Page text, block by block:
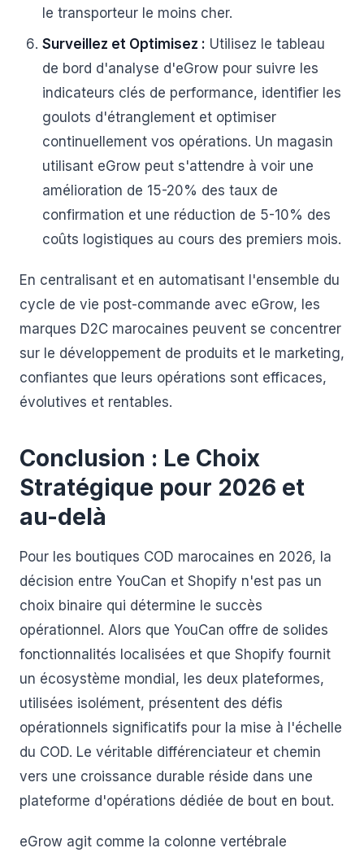
le transporteur le moins cher.
Surveillez et Optimisez : Utilisez le tableau
de bord d'analyse d'eGrow pour suivre les
indicateurs clés de performance, identifier les
goulots d'étranglement et optimiser
continuellement vos opérations. Un magasin
utilisant eGrow peut s'attendre à voir une
amélioration de 15-20% des taux de
confirmation et une réduction de 5-10% des
coûts logistiques au cours des premiers mois.
En centralisant et en automatisant l'ensemble du
cycle de vie post-commande avec eGrow, les
marques D2C marocaines peuvent se concentrer
sur le développement de produits et le marketing,
confiantes que leurs opérations sont efficaces,
évolutives et rentables.
Conclusion : Le Choix
Stratégique pour 2026 et
au-delà
Pour les boutiques COD marocaines en 2026, la
décision entre YouCan et Shopify n'est pas un
choix binaire qui détermine le succès
opérationnel. Alors que YouCan offre de solides
fonctionnalités localisées et que Shopify fournit
un écosystème mondial, les deux plateformes,
utilisées isolément, présentent des défis
opérationnels significatifs pour la mise à l'échelle
du COD. Le véritable différenciateur et chemin
vers une croissance durable réside dans une
plateforme d'opérations dédiée de bout en bout.
eGrow agit comme la colonne vertébrale